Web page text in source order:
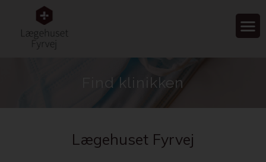
Find klinikken
Lægehuset Fyrvej